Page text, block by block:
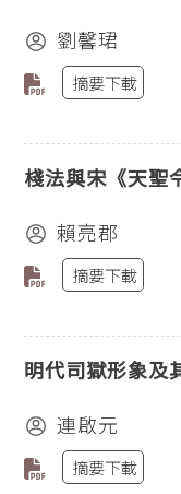
劉馨珺
摘要下載
棧法與宋《天聖
賴亮郡
摘要下載
明代司獄形象及
連啟元
摘要下載